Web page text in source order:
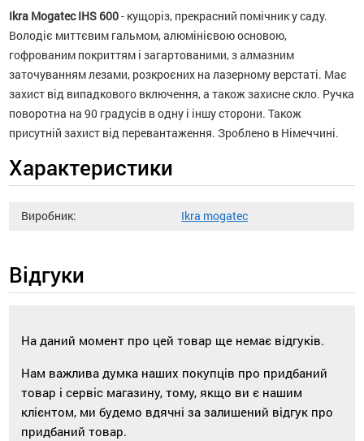
Ikra Mogatec IHS 600- кущоріз, прекрасний помічник у саду.
Володіє миттєвим гальмом, алюмінієвою основою,
гофрованим покриттям і загартованими, з алмазним
заточуванням лезами, розкроєних на лазерному верстаті. Має
захист від випадкового включення, а також захисне скло. Ручка
поворотна на 90 градусів в одну і іншу сторони. Також
присутній захист від перевантаження. Зроблено в Німеччині.
Характеристики
Виробник: Ikra mogatec
Відгуки
На даний момент про цей товар ще немає відгуків.
Нам важлива думка наших покупців про придбаний
товар і сервіс магазину, тому, якщо ви є нашим
клієнтом, ми будемо вдячні за залишений відгук про
придбаний товар.